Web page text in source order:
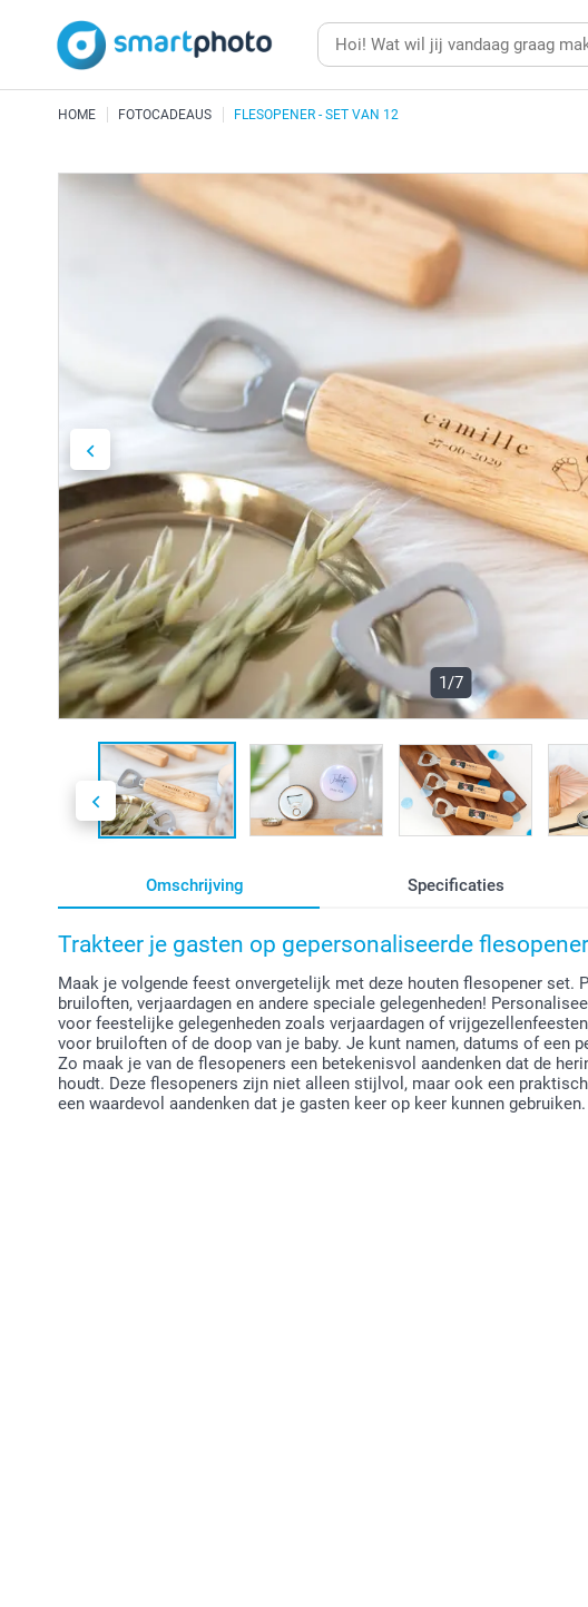
HOME FOTOCADEAUS FLESOPENER - SET VAN 12
1/7
Omschrijving Specificaties
Trakteer je gasten op gepersonaliseerde
Maak je volgende feest onvergetelijk met deze houten flesopener set.
bruiloften, verjaardagen en andere speciale gelegenheden!
voor feestelijke gelegenheden zoals verjaardagen of
voor bruiloften of de doop van je baby. Je kunt namen, datums of een
Zo maak je van de flesopeners een betekenisvol aandenken dat de
houdt. Deze flesopeners zijn niet alleen stijlvol, maar ook een
een waardevol aandenken dat je gasten keer op keer kunnen gebruiken.